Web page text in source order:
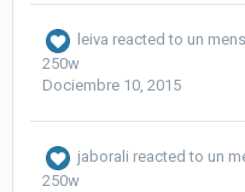
leiva reacted to un
250w
Dociembre 10, 2015
jaborali reacted to un
250w